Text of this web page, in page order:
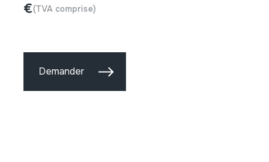
€(TVA comprise)
Demander